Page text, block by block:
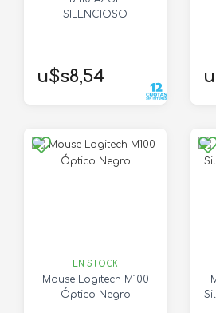
SILENCIOSO
u$s8,54
EN STOCK
Mouse Logitech M100
Óptico Negro